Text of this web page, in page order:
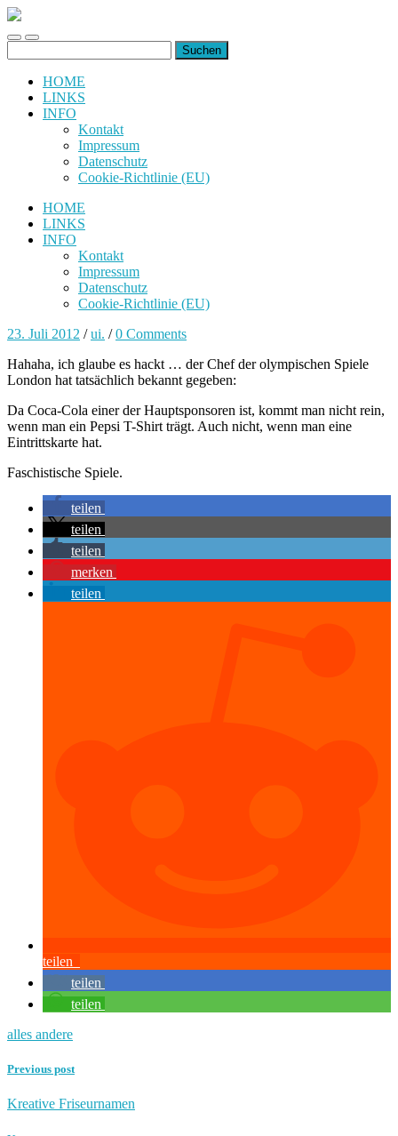
uiuiuiuiuiuiui.de
Toggle
mobile
Toggle
search
nach:
HOME
LINKS
INFO
Kontakt
Impressum
Datenschutz
Cookie-Richtlinie (EU)
HOME
LINKS
INFO
Kontakt
Impressum
Datenschutz
Cookie-Richtlinie (EU)
23. Juli 2012 /ui. /0 Comments
Hahaha, ich glaube es hackt … der Chef der olympischen Spiele
London hat tatsächlich bekannt gegeben:
Da Coca-Cola einer der Hauptsponsoren ist, kommt man nicht rein,
wenn man ein Pepsi T-Shirt trägt. Auch nicht, wenn man eine
Eintrittskarte hat.
Faschistische Spiele.
teilen
teilen
teilen
merken
teilen
teilen
teilen
teilen
alles andere
Previous post
Kreative Friseurnamen